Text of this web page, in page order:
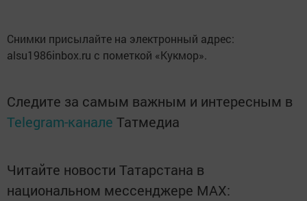
Снимки присылайте на электронный адрес:
alsu1986inbox.ru с пометкой «Кукмор».
Следите за самым важным и интересным в
Telegram-канале Татмедиа
Читайте новости Татарстана в
национальном мессенджере MАХ: